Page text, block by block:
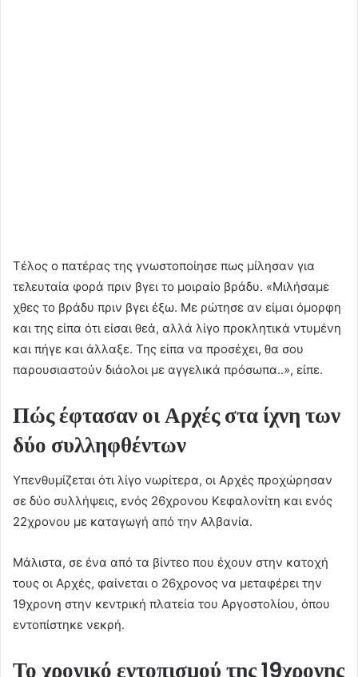
Τέλος ο πατέρας της γνωστοποίησε πως μίλησαν για
τελευταία φορά πριν βγει το μοιραίο βράδυ. «Μιλήσαμε
χθες το βράδυ πριν βγει έξω. Με ρώτησε αν είμαι όμορφη
και της είπα ότι είσαι θεά, αλλά λίγο προκλητικά ντυμένη
και πήγε και άλλαξε. Της είπα να προσέχει, θα σου
παρουσιαστούν διάολοι με αγγελικά πρόσωπα..», είπε.
Πώς έφτασαν οι Αρχές στα ίχνη των
δύο συλληφθέντων
Υπενθυμίζεται ότι λίγο νωρίτερα, οι Αρχές προχώρησαν
σε δύο συλλήψεις, ενός 26χρονου Κεφαλονίτη και ενός
22χρονου με καταγωγή από την Αλβανία.
Μάλιστα, σε ένα από τα βίντεο που έχουν στην κατοχή
τους οι Αρχές, φαίνεται ο 26χρονος να μεταφέρει την
19χρονη στην κεντρική πλατεία του Αργοστολίου, όπου
εντοπίστηκε νεκρή.
Το χρονικό εντοπισμού της 19χρονης